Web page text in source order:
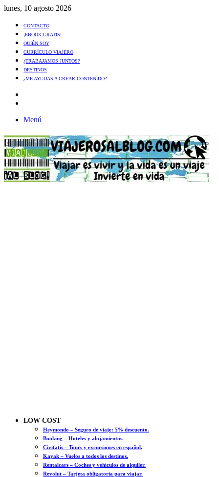
lunes, 10 agosto 2026
CONTACTO
¡EBOOK GRATIS!
QUIÉN SOY
CURRÍCULO VIAJERO
¿TRABAJAMOS JUNTOS?
DESTINOS
¿ME AYUDAS A CREAR CONTENIDO?
Menú
LOW COST
Heymondo – Seguro de viaje: 5% descuento.
Booking – Hoteles y alojamientos.
Civitatis – Tours y excursiones en español.
Kayak – Vuelos a todos los destinos.
Rentalcars – Coches y vehículos de alquiler.
Revolut – Tarjeta obligatoria para viajar.